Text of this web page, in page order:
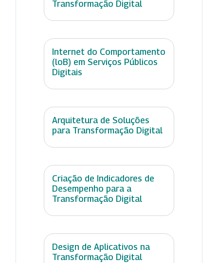
Transformação Digital
Internet do Comportamento
(loB) em Serviços Públicos
Digitais
Arquitetura de Soluções
para Transformação Digital
Criação de Indicadores de
Desempenho para a
Transformação Digital
Design de Aplicativos na
Transformação Digital